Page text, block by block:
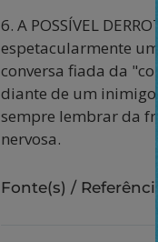
6. A POSSÍVEL
espetacularmente
conversa fiada da
diante de um inimigo
sempre lembrar da
nervosa.
Fonte(s) /